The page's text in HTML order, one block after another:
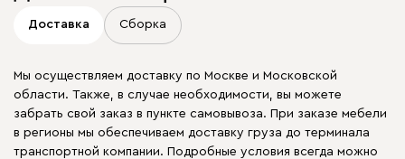
Доставка Сборка
Мы осуществляем доставку по Москве и Московской
области. Также, в случае необходимости, вы можете
забрать свой заказ в пункте самовывоза. При заказе мебели
в регионы мы обеспечиваем доставку груза до терминала
транспортной компании. Подробные условия всегда можно